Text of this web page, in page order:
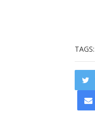
TAGS: